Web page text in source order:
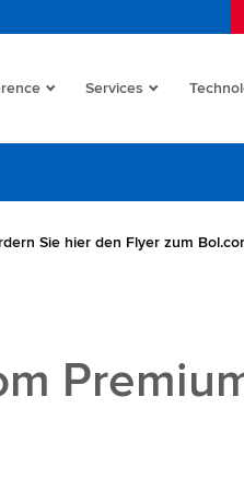
Services
Sie hier den Flyer zum